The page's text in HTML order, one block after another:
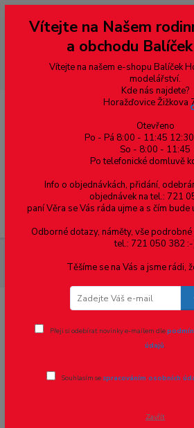
--- pro zákazníky ze Slovenska a jiných zemí,
přepněte si e-shop na euro 💶 pro přepočet
dobírky – pokud si z nějakého důvodu
domluvě zaslána znovu s opětovnou
případě bude zrušena a účet přidán na
objednávky.
plastová
Vítejte na Našem
a obchodu
Vítejte na našem e-shopu Balíček
modelářství.
Kde nás najdete?
Horažďovice Žižkova
Otevřeno
Po - Pá 8:00 - 11:45
So - 8:00 - 11:45
Po telefonické domluvě
Info o objednávkách, přidání,
objednávek na tel.: 721
paní Věra se Vás ráda ujme a s čím
Odborné dotazy, náměty, vše podrobné
tel.: 721 050 382
Těšíme se na Vás a jsme rádi,
Přeji si odebírat novinky e-mailem dle
údajů.
Souhlasím se zpracováním osobních
Zavřít